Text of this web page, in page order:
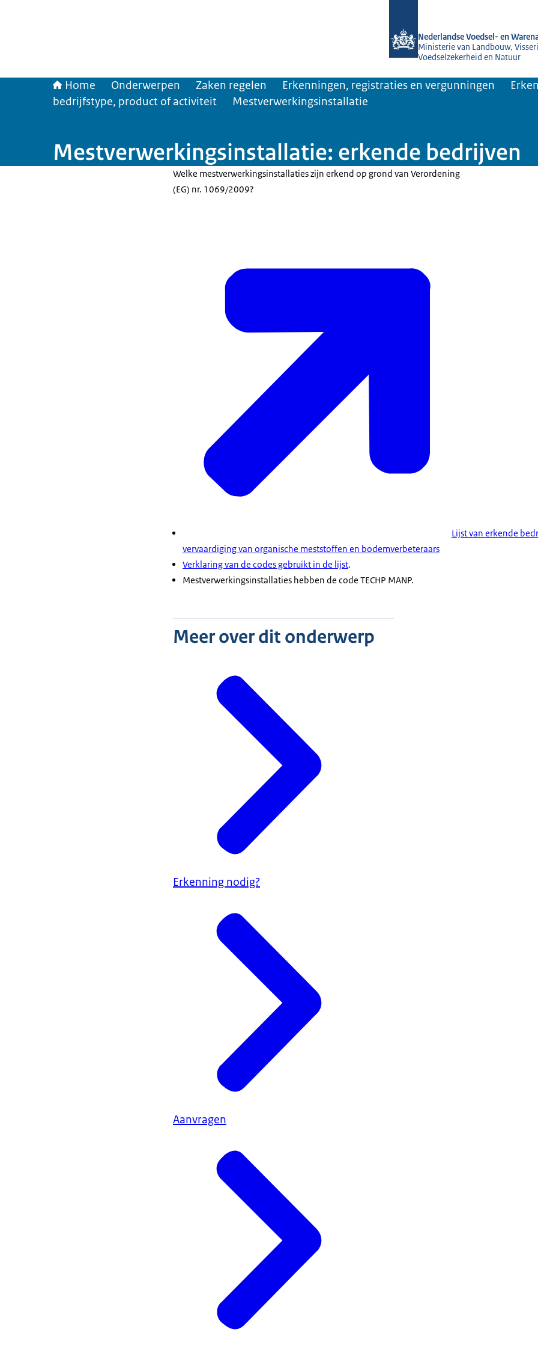
Nederlandse Voedsel- en
Ministerie van Landbouw,
Voedselzekerheid en Natuur
Home Onderwerpen Zaken regelen Erkenningen, registraties en vergunningen
bedrijfstype, product of activiteit
Mestverwerkingsinstallatie
Mestverwerkingsinstallatie: erkende bedrijven
Welke mestverwerkingsinstallaties zijn erkend op grond van Verordening
(EG) nr. 1069/2009?
Lijst van erkende
vervaardiging van organische meststoffen en bodemverbeteraars
Verklaring van de codes gebruikt in de lijst.
Mestverwerkingsinstallaties hebben de code TECHP MANP.
Meer over dit onderwerp
Erkenning nodig?
Aanvragen